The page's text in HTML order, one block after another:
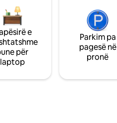
e
për
laptop
Parkim pa
pagesë në
pronë